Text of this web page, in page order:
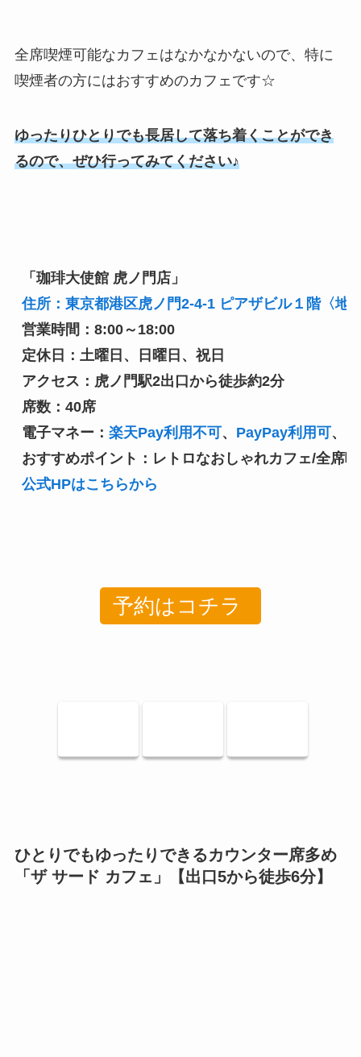
全席喫煙可能なカフェはなかなかないので、特に
喫煙者の方にはおすすめのカフェです☆
ゆったりひとりでも長居して落ち着くことができ
るので、ぜひ行ってみてください♪
「珈琲大使館 虎ノ門店」
住所：東京都港区虎ノ門2-4-1 ピアザビル１階〈地
営業時間：8:00～18:00
定休日：土曜日、日曜日、祝日
アクセス：虎ノ門駅2出口から徒歩約2分
席数：40席
電子マネー： 楽天Pay利用不可、 PayPay利用可、
おすすめポイント：レトロなおしゃれカフェ/全席
公式HPはこちらから
予約はコチラ
ひとりでもゆったりできるカウンター席多め
「ザ サード カフェ」【出口5から徒歩6分】